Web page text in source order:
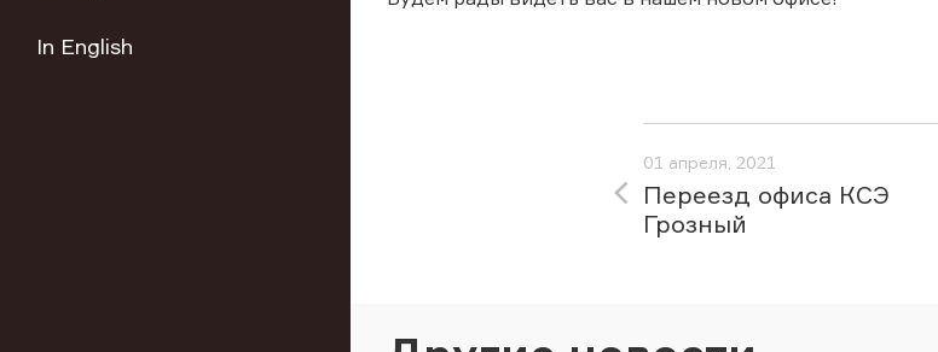
In English
01 апреля, 2021
Переезд офиса КСЭ
Грозный